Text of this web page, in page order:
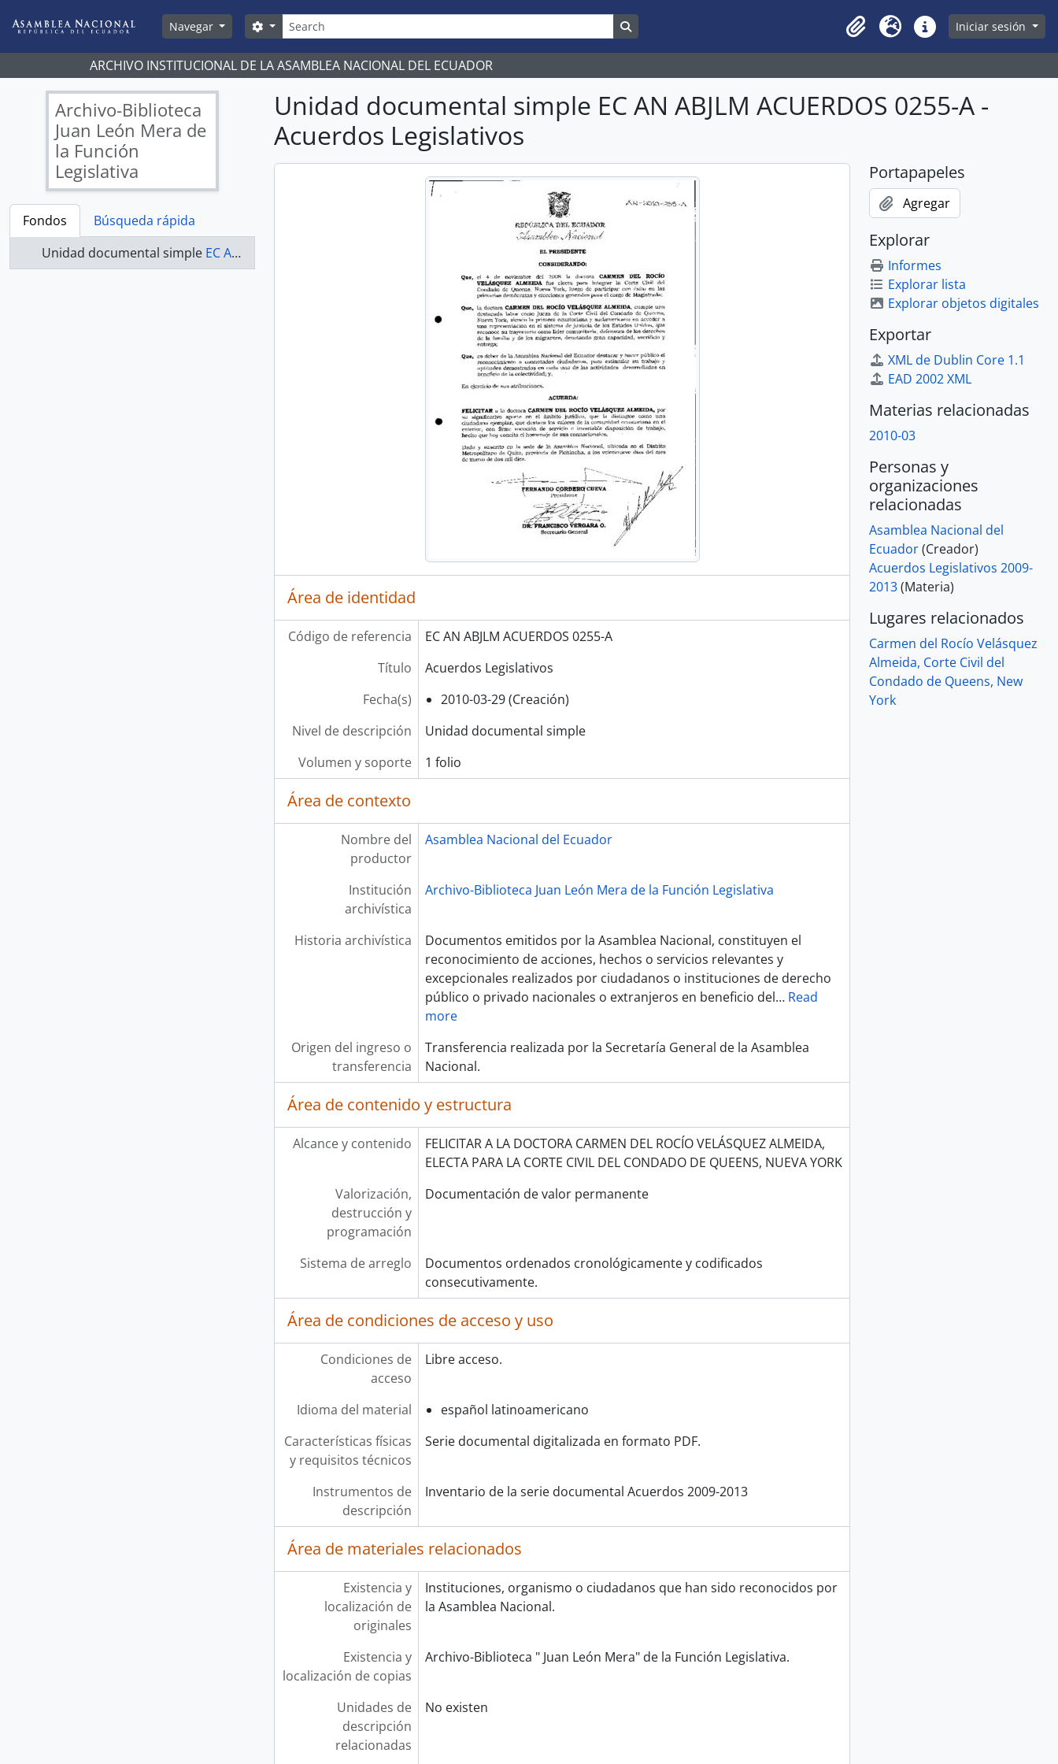
Navegar
Búsqueda
Search options
Clipboard
Idioma Enlaces rápidos
Iniciar sesión
ARCHIVO INSTITUCIONAL DE LA ASAMBLEA NACIONAL DEL ECUADOR
Archivo-Biblioteca
Juan León Mera de
la Función
Legislativa
Fondos
Búsqueda rápida
Unidad documental simple EC AN ABJLM ACUERDOS 0255-A - Acuerdos Legislativos
Unidad documental simple EC AN ABJLM ACUERDOS 0255-A -
Acuerdos Legislativos
Área de identidad
Código de referencia
EC AN ABJLM ACUERDOS 0255-A
Título
Acuerdos Legislativos
Fecha(s)
2010-03-29 (Creación)
Nivel de descripción
Unidad documental simple
Volumen y soporte
1 folio
Área de contexto
Nombre del
productor
Asamblea Nacional del Ecuador
Institución
archivística
Archivo-Biblioteca Juan León Mera de la Función Legislativa
Historia archivística
Documentos emitidos por la Asamblea Nacional, constituyen el
reconocimiento de acciones, hechos o servicios relevantes y
excepcionales realizados por ciudadanos o instituciones de derecho
público o privado nacionales o extranjeros en beneficio del… Read
more
Origen del ingreso o
transferencia
Transferencia realizada por la Secretaría General de la Asamblea
Nacional.
Área de contenido y estructura
Alcance y contenido
FELICITAR A LA DOCTORA CARMEN DEL ROCÍO VELÁSQUEZ ALMEIDA,
ELECTA PARA LA CORTE CIVIL DEL CONDADO DE QUEENS, NUEVA YORK
Valorización,
destrucción y
programación
Documentación de valor permanente
Sistema de arreglo
Documentos ordenados cronológicamente y codificados
consecutivamente.
Área de condiciones de acceso y uso
Condiciones de
acceso
Libre acceso.
Idioma del material
español latinoamericano
Características físicas
y requisitos técnicos
Serie documental digitalizada en formato PDF.
Instrumentos de
descripción
Inventario de la serie documental Acuerdos 2009-2013
Área de materiales relacionados
Existencia y
localización de
originales
Instituciones, organismo o ciudadanos que han sido reconocidos por
la Asamblea Nacional.
Existencia y
localización de copias
Archivo-Biblioteca " Juan León Mera" de la Función Legislativa.
Unidades de
descripción
relacionadas
No existen
Portapapeles
Agregar
Explorar
Informes
Explorar lista
Explorar objetos digitales
Exportar
XML de Dublin Core 1.1
EAD 2002 XML
Materias relacionadas
2010-03
Personas y
organizaciones
relacionadas
Asamblea Nacional del
Ecuador(Creador)
Acuerdos Legislativos 2009-
2013(Materia)
Lugares relacionados
Carmen del Rocío Velásquez
Almeida, Corte Civil del
Condado de Queens, New
York